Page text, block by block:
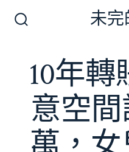
換
開
未完
10年轉
意空